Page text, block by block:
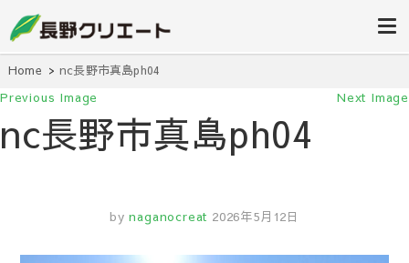
長野クリエ
ート
せください！
Home nc長野市真島ph04
Previous Image Next Image
nc長野市真島ph04
by naganocreat 2026年5月12日